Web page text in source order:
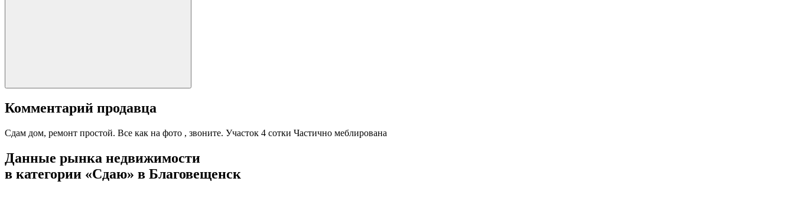
Комментарий продавца
Сдам дом, ремонт простой. Все как на фото , звоните. Участок 4 сотки Частично меблирована
Данные рынка недвижимости
в категории «Сдаю» в Благовещенск